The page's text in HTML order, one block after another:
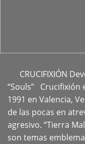
CRUCIFIXIÓN
“Souls” Crucifixión
1991 en Valencia,
de las pocas en
agresivo. “Tierra
son temas